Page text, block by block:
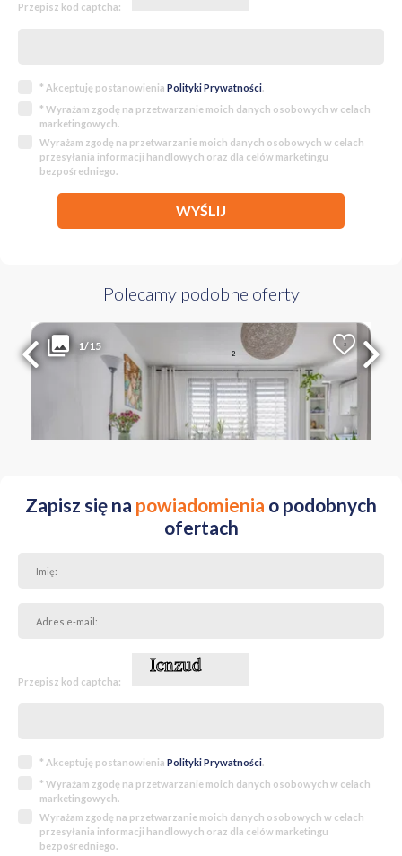
Przepisz kod captcha:
* Akceptuję postanowienia Polityki Prywatności.
* Wyrażam zgodę na przetwarzanie moich danych osobowych w celach
marketingowych.
Wyrażam zgodę na przetwarzanie moich danych osobowych w celach
przesyłania informacji handlowych oraz dla celów marketingu
bezpośredniego.
WYŚLIJ
Polecamy podobne oferty
1/15Liczba pokoi
1 33.40 m2
Cena za m2
15 838 PLN
MAZOWIECKIE Warszawa Praga-Południe ul. Jarocińska
Zapisz się na powiadomienia o podobnych
ofertach
Przepisz kod captcha:
* Akceptuję postanowienia Polityki Prywatności.
* Wyrażam zgodę na przetwarzanie moich danych osobowych w celach
marketingowych.
Wyrażam zgodę na przetwarzanie moich danych osobowych w celach
przesyłania informacji handlowych oraz dla celów marketingu
bezpośredniego.